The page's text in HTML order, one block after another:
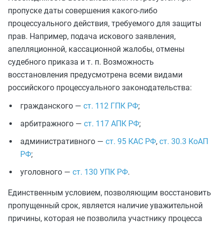
пропуске даты совершения какого-либо
процессуального действия, требуемого для защиты
прав. Например, подача искового заявления,
апелляционной, кассационной жалобы, отмены
судебного приказа и т. п. Возможность
восстановления предусмотрена всеми видами
российского процессуального законодательства:
гражданского — ст. 112 ГПК РФ;
арбитражного — ст. 117 АПК РФ;
административного — ст. 95 КАС РФ, ст. 30.3 КоАП
РФ;
уголовного — ст. 130 УПК РФ.
Единственным условием, позволяющим восстановить
пропущенный срок, является наличие уважительной
причины, которая не позволила участнику процесса